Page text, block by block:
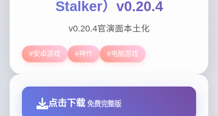
Stalker）v0.20.4
v0.20.4官演面本土化
#安卓游戏 #神作 #电脑游戏
点击下载 免费完整版